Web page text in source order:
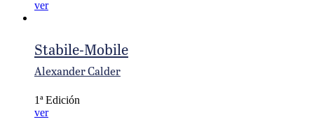
ver
Stabile-Mobile
Alexander Calder
1ª Edición
ver